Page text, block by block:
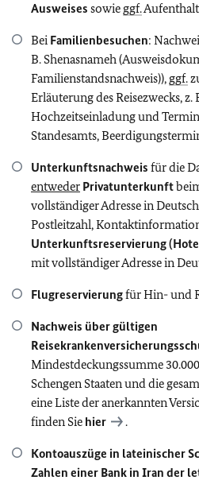
Ausweises sowie ggf.
Bei Familienbesuchen:
B. Shenasnameh
Familienstandsnachweis)), ggf.
Erläuterung des Reisezwecks, z.
Hochzeitseinladung und
Standesamts,
Unterkunftsnachweis für die
entweder Privatunterkunft
vollständiger Adresse in
Postleitzahl,
Unterkunftsreservierung
mit vollständiger Adresse in
Flugreservierungfür Hin- und
Nachweis über gültigen
Mindestdeckungssumme
Schengen Staaten und die
eine Liste der anerkannten
finden Sie hier .
Kontoauszüge in lateinischer
Zahlen einer Bank in Iran der